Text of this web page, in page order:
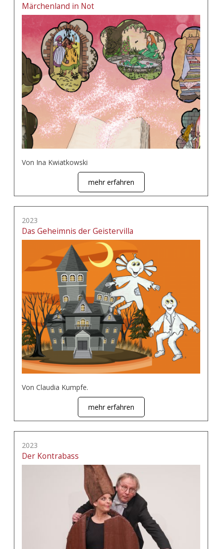
Märchenland in Not
Von Ina Kwiatkowski
mehr erfahren
2023
Das Geheimnis der Geistervilla
Von Claudia Kumpfe.
mehr erfahren
2023
Der Kontrabass